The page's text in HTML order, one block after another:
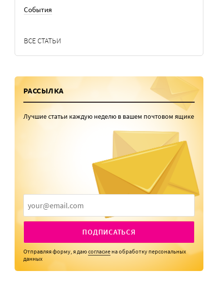
События
ВСЕ СТАТЬИ
РАССЫЛКА
Лучшие статьи каждую неделю в вашем почтовом ящике
ПОДПИСАТЬСЯ
Отправляя форму, я даюсогласие на обработку персональных
данных